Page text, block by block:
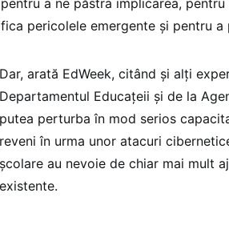
a ne păstra implicarea,
pericolele emergente și pentru a
Dar, arată EdWeek, citând și alți
Departamentul Educațeii și de la
putea perturba în mod serios
reveni în urma unor atacuri
școlare au nevoie de chiar mai mult
existente.